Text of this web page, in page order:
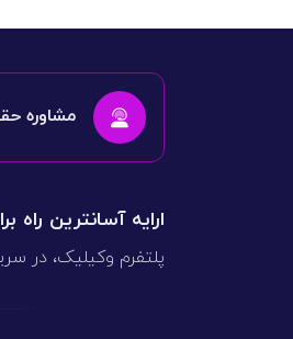
مشاوره
ارایه آسانترین
پلتفرم وکیلیک، در